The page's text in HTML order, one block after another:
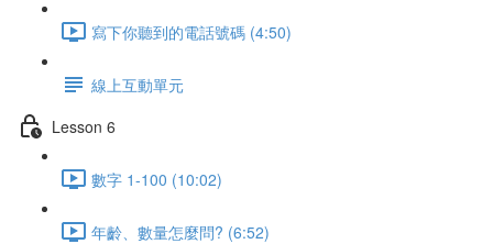
寫下你聽到的電話號碼 (4:50)
線上互動單元
Lesson 6
數字 1-100 (10:02)
年齡、數量怎麼問? (6:52)